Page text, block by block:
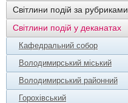
Світлини подій за рубриками
Світлини подій у деканатах
Кафедральний собор
Володимирський міський
Володимирський районний
Горохівський